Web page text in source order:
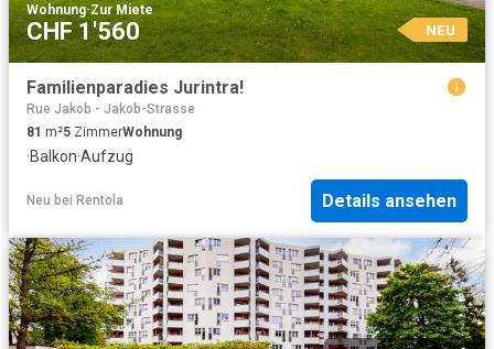
Wohnung·Zur Miete
CHF 1'560 NEU
Familienparadies Jurintra!
Rue Jakob - Jakob-Strasse
81 m²5 ZimmerWohnung
·Balkon·Aufzug
Neu bei Rentola Details ansehen